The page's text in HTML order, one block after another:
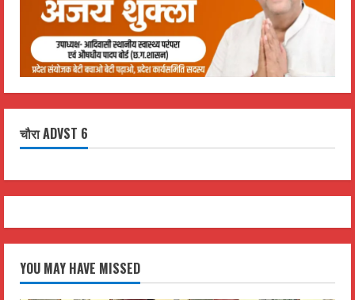
चौरा ADVST 6
YOU MAY HAVE MISSED